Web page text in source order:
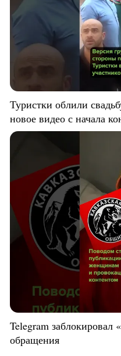
Туристки облили
новое видео с начала
Telegram
обращения